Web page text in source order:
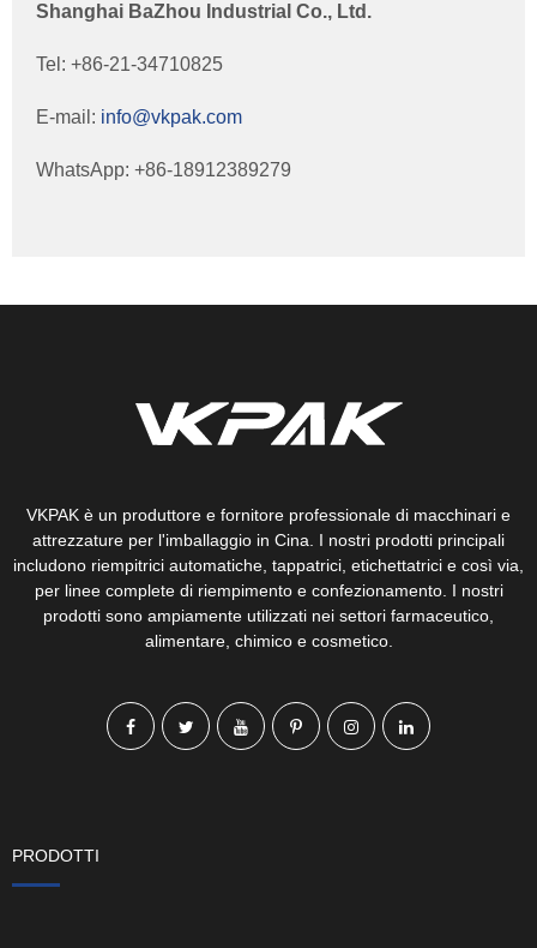
Shanghai BaZhou Industrial Co., Ltd.
Tel: +86-21-34710825
E-mail: info@vkpak.com
WhatsApp: +86-18912389279
VKPAK è un produttore e fornitore professionale di macchinari e
attrezzature per l'imballaggio in Cina. I nostri prodotti principali
includono riempitrici automatiche, tappatrici, etichettatrici e così via,
per linee complete di riempimento e confezionamento. I nostri
prodotti sono ampiamente utilizzati nei settori farmaceutico,
alimentare, chimico e cosmetico.
PRODOTTI